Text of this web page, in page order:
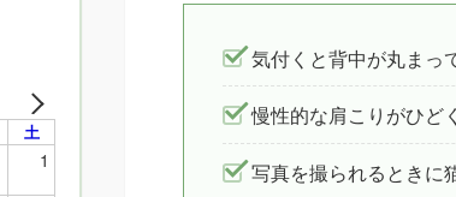
気付くと背中が丸まっ
慢性的な肩こりがひど
写真を撮られるときに
土
1